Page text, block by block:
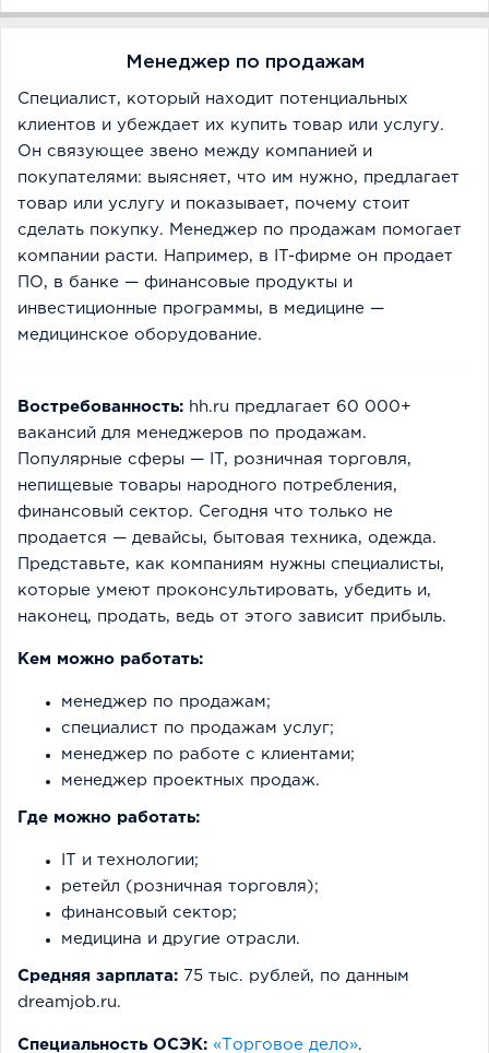
Менеджер по продажам
Специалист, который находит потенциальных
клиентов и убеждает их купить товар или услугу.
Он связующее звено между компанией и
покупателями: выясняет, что им нужно, предлагает
товар или услугу и показывает, почему стоит
сделать покупку. Менеджер по продажам помогает
компании расти. Например, в IT-фирме он продает
ПО, в банке — финансовые продукты и
инвестиционные программы, в медицине —
медицинское оборудование.
Востребованность: hh.ru предлагает 60 000+
вакансий для менеджеров по продажам.
Популярные сферы — IT, розничная торговля,
непищевые товары народного потребления,
финансовый сектор. Сегодня что только не
продается — девайсы, бытовая техника, одежда.
Представьте, как компаниям нужны специалисты,
которые умеют проконсультировать, убедить и,
наконец, продать, ведь от этого зависит прибыль.
Кем можно работать:
менеджер по продажам;
специалист по продажам услуг;
менеджер по работе с клиентами;
менеджер проектных продаж.
Где можно работать:
IT и технологии;
ретейл (розничная торговля);
финансовый сектор;
медицина и другие отрасли.
Средняя зарплата: 75 тыс. рублей, по данным
dreamjob.ru.
Специальность ОСЭК: «Торговое дело».